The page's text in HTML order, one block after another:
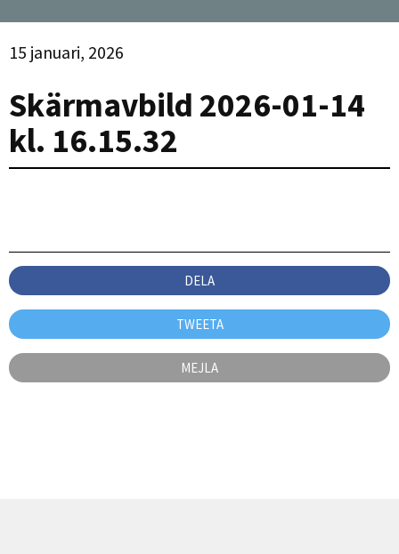
15 januari, 2026
Skärmavbild 2026-01-14
kl. 16.15.32
DELA
TWEETA
MEJLA